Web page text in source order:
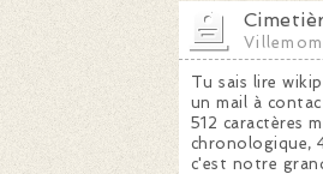
Tu sais lire
un mail à
512 caractères
chronologique,
c'est notre